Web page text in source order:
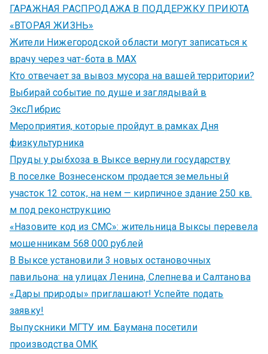
ГАРАЖНАЯ РАСПРОДАЖА В ПОДДЕРЖКУ ПРИЮТА
«ВТОРАЯ ЖИЗНЬ»
Жители Нижегородской области могут записаться к
врачу через чат-бота в MAX
Кто отвечает за вывоз мусора на вашей территории?
Выбирай событие по душе и заглядывай в
ЭксЛибрис
Мероприятия, которые пройдут в рамках Дня
физкультурника
Пруды у рыбхоза в Выксе вернули государству
В поселке Вознесенском продается земельный
участок 12 соток, на нем — кирпичное здание 250 кв.
м под реконструкцию
«Назовите код из СМС»: жительница Выксы перевела
мошенникам 568 000 рублей
В Выксе установили 3 новых остановочных
павильона: на улицах Ленина, Слепнева и Салтанова
«Дары природы» приглашают! Успейте подать
заявку!
Выпускники МГТУ им. Баумана посетили
производства ОМК